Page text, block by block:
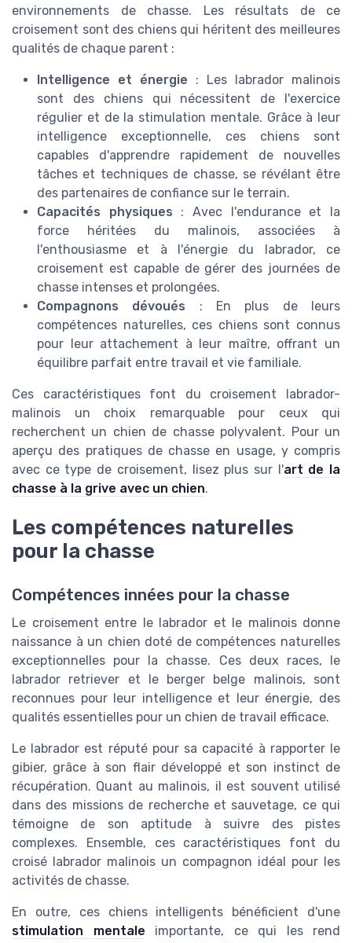
environnements de chasse. Les résultats de ce
croisement sont des chiens qui héritent des meilleures
qualités de chaque parent :
Intelligence et énergie : Les labrador malinois
sont des chiens qui nécessitent de l'exercice
régulier et de la stimulation mentale. Grâce à leur
intelligence exceptionnelle, ces chiens sont
capables d'apprendre rapidement de nouvelles
tâches et techniques de chasse, se révélant être
des partenaires de confiance sur le terrain.
Capacités physiques : Avec l'endurance et la
force héritées du malinois, associées à
l'enthousiasme et à l'énergie du labrador, ce
croisement est capable de gérer des journées de
chasse intenses et prolongées.
Compagnons dévoués : En plus de leurs
compétences naturelles, ces chiens sont connus
pour leur attachement à leur maître, offrant un
équilibre parfait entre travail et vie familiale.
Ces caractéristiques font du croisement labrador-
malinois un choix remarquable pour ceux qui
recherchent un chien de chasse polyvalent. Pour un
aperçu des pratiques de chasse en usage, y compris
avec ce type de croisement, lisez plus sur l'art de la
chasse à la grive avec un chien.
Les compétences naturelles
pour la chasse
Compétences innées pour la chasse
Le croisement entre le labrador et le malinois donne
naissance à un chien doté de compétences naturelles
exceptionnelles pour la chasse. Ces deux races, le
labrador retriever et le berger belge malinois, sont
reconnues pour leur intelligence et leur énergie, des
qualités essentielles pour un chien de travail efficace.
Le labrador est réputé pour sa capacité à rapporter le
gibier, grâce à son flair développé et son instinct de
récupération. Quant au malinois, il est souvent utilisé
dans des missions de recherche et sauvetage, ce qui
témoigne de son aptitude à suivre des pistes
complexes. Ensemble, ces caractéristiques font du
croisé labrador malinois un compagnon idéal pour les
activités de chasse.
En outre, ces chiens intelligents bénéficient d'une
stimulation mentale importante, ce qui les rend